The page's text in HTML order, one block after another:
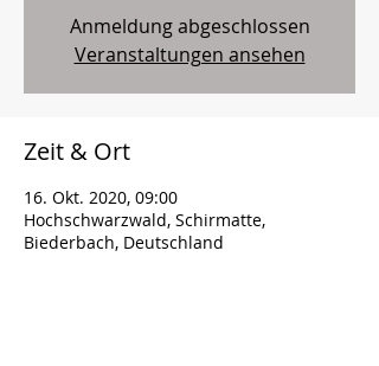
Anmeldung abgeschlossen
Veranstaltungen ansehen
Zeit & Ort
16. Okt. 2020, 09:00
Hochschwarzwald, Schirmatte,
Biederbach, Deutschland